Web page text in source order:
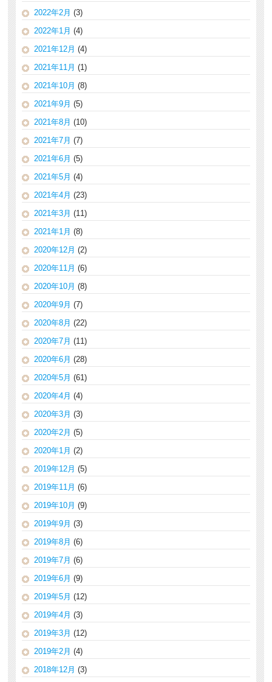
2022年2月 (3)
2022年1月 (4)
2021年12月 (4)
2021年11月 (1)
2021年10月 (8)
2021年9月 (5)
2021年8月 (10)
2021年7月 (7)
2021年6月 (5)
2021年5月 (4)
2021年4月 (23)
2021年3月 (11)
2021年1月 (8)
2020年12月 (2)
2020年11月 (6)
2020年10月 (8)
2020年9月 (7)
2020年8月 (22)
2020年7月 (11)
2020年6月 (28)
2020年5月 (61)
2020年4月 (4)
2020年3月 (3)
2020年2月 (5)
2020年1月 (2)
2019年12月 (5)
2019年11月 (6)
2019年10月 (9)
2019年9月 (3)
2019年8月 (6)
2019年7月 (6)
2019年6月 (9)
2019年5月 (12)
2019年4月 (3)
2019年3月 (12)
2019年2月 (4)
2018年12月 (3)